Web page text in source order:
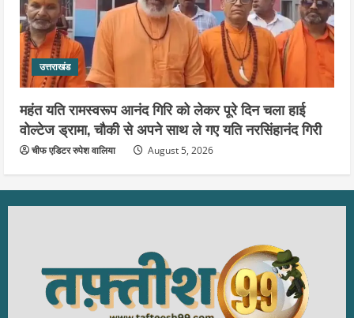
उत्तराखंड
महंत यति रामस्वरूप आनंद गिरि को लेकर पूरे दिन चला हाई
वोल्टेज ड्रामा, चौकी से अपने साथ ले गए यति नरसिंहानंद गिरी
चीफ एडिटर रुपेश वालिया August 5, 2026